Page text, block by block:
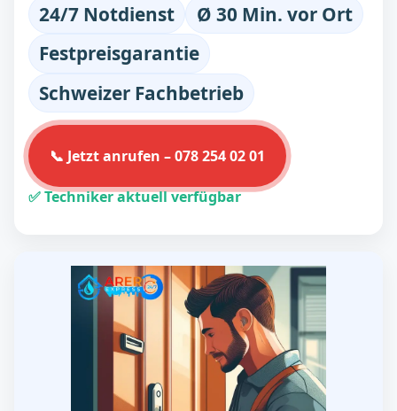
24/7 Notdienst
Ø 30 Min. vor Ort
Festpreisgarantie
Schweizer Fachbetrieb
📞 Jetzt anrufen – 078 254 02 01
✅ Techniker aktuell verfügbar